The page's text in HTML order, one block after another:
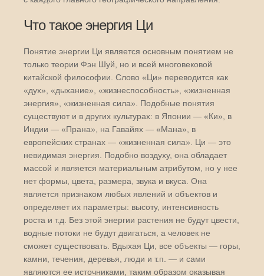
Что такое энергия Ци
Понятие энергии Ци является основным понятием не
только теории Фэн Шуй, но и всей многовековой
китайской философии. Слово «Ци» переводится как
«дух», «дыхание», «жизнеспособность», «жизненная
энергия», «жизненная сила». Подобные понятия
существуют и в других культурах: в Японии — «Ки», в
Индии — «Прана», на Гавайях — «Мана», в
европейских странах — «жизненная сила». Ци — это
невидимая энергия. Подобно воздуху, она обладает
массой и является материальным атрибутом, но у нее
нет формы, цвета, размера, звука и вкуса. Она
является признаком любых явлений и объектов и
определяет их параметры: высоту, интенсивность
роста и т.д. Без этой энергии растения не будут цвести,
водные потоки не будут двигаться, а человек не
сможет существовать. Вдыхая Ци, все объекты — горы,
камни, течения, деревья, люди и т.п. — и сами
являются ее источниками, таким образом оказывая